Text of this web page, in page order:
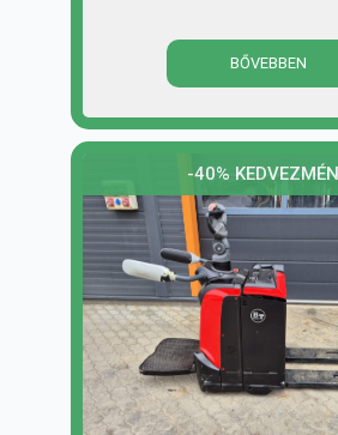
BŐVEBBEN
-40%